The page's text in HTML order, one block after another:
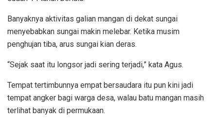
Banyaknya aktivitas galian mangan di dekat sungai
menyebabkan sungai makin melebar. Ketika musim
penghujan tiba, arus sungai kian deras.
“Sejak saat itu longsor jadi sering terjadi,” kata Agus.
Tempat tertimbunnya empat bersaudara itu pun kini jadi
tempat angker bagi warga desa, walau batu mangan masih
terlihat banyak di permukaan.